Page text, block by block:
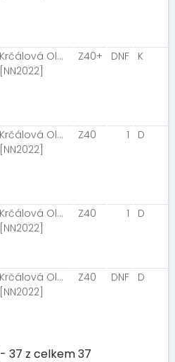
Krčálová Olga
[NN2022]
Z40+ DNF K
Krčálová Olga
[NN2022]
Z40 1 D
Krčálová Olga
[NN2022]
Z40 1 D
Krčálová Olga
[NN2022]
Z40 DNF D
37 z celkem 37